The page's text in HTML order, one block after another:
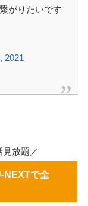
がりたいです
2021
見放題／
NEXTで全